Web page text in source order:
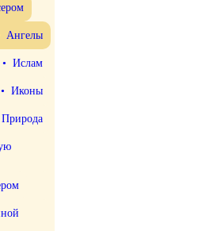
Ангелы
• Ислам
• Иконы